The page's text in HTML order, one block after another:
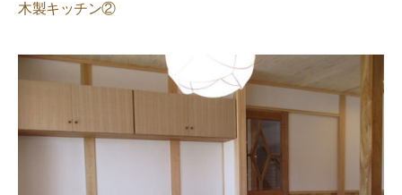
木製キッチン②